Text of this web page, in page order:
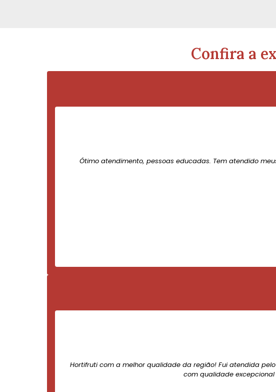
Confira a
Ótimo atendimento, pessoas educadas. Tem atendido
Hortifruti com a melhor qualidade da região! Fui atendida
com qualidade